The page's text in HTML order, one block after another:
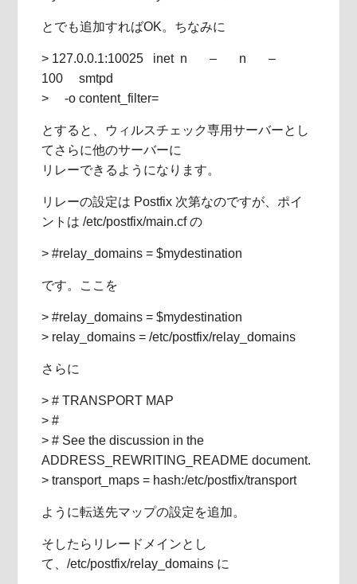
とでも追加すればOK。ちなみに
> 127.0.0.1:10025 inet n – n –
100 smtpd
> -o content_filter=
とすると、ウィルスチェック専用サーバーとし
てさらに他のサーバーに
リレーできるようになります。
リレーの設定は Postfix 次第なのですが、ポイ
ントは /etc/postfix/main.cf の
> #relay_domains = $mydestination
です。ここを
> #relay_domains = $mydestination
> relay_domains = /etc/postfix/relay_domains
さらに
> # TRANSPORT MAP
> #
> # See the discussion in the
ADDRESS_REWRITING_README document.
> transport_maps = hash:/etc/postfix/transport
ように転送先マップの設定を追加。
そしたらリレードメインとし
て、/etc/postfix/relay_domains に